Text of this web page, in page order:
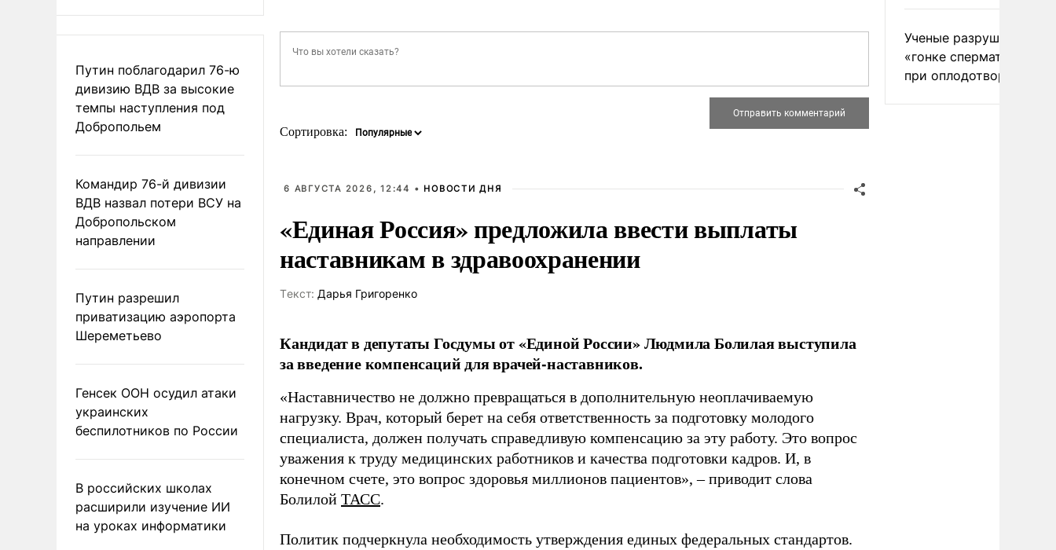
Путин поблагодарил 76-ю
дивизию ВДВ за высокие
темпы наступления под
Добропольем
Командир 76-й дивизии
ВДВ назвал потери ВСУ на
Добропольском
направлении
Путин разрешил
приватизацию аэропорта
Шереметьево
Генсек ООН осудил атаки
украинских
беспилотников по России
В российских школах
расширили изучение ИИ
на уроках информатики
Сортировка:
6 АВГУСТА 2026, 12:44 • НОВОСТИ ДНЯ
«Единая Россия» предложила ввести выплаты
наставникам в здравоохранении
Tекст: Дарья Григоренко
Кандидат в депутаты Госдумы от «Единой России» Людмила Болилая выступила
за введение компенсаций для врачей-наставников.
«Наставничество не должно превращаться в дополнительную неоплачиваемую
нагрузку. Врач, который берет на себя ответственность за подготовку молодого
специалиста, должен получать справедливую компенсацию за эту работу. Это вопрос
уважения к труду медицинских работников и качества подготовки кадров. И, в
конечном счете, это вопрос здоровья миллионов пациентов», – приводит слова
Болилой ТАСС.
Политик подчеркнула необходимость утверждения единых федеральных стандартов.
Ученые разрушили миф
«гонке
при оплодотворении